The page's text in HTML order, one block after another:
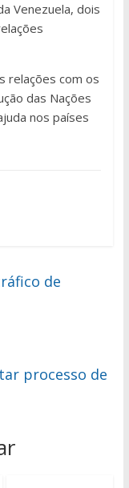
Venezuela, dois
relações com os
das Nações
nos países
de
processo de